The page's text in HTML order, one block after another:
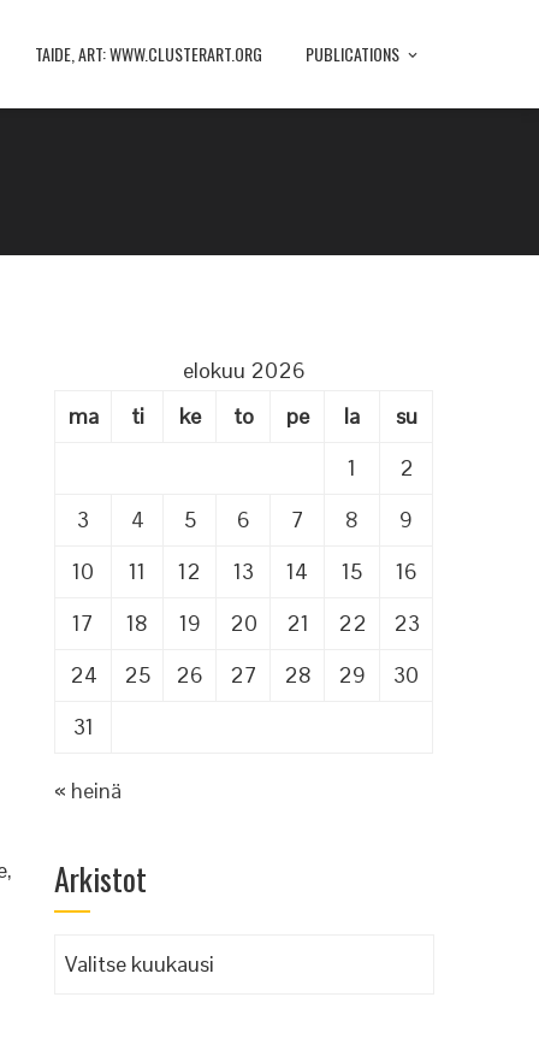
TAIDE, ART: WWW.CLUSTERART.ORG PUBLICATIONS
elokuu 2026
ma
ti ke to pe la
su
1
2
3
4 5 6 7 8
9
10
11 12 13 14 15
16
17
18 19 20 21 22
23
24
25 26 27 28 29
30
31
« heinä
Arkistot
Arkistot